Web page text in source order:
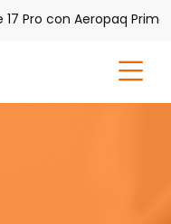
con Aeropaq Prime